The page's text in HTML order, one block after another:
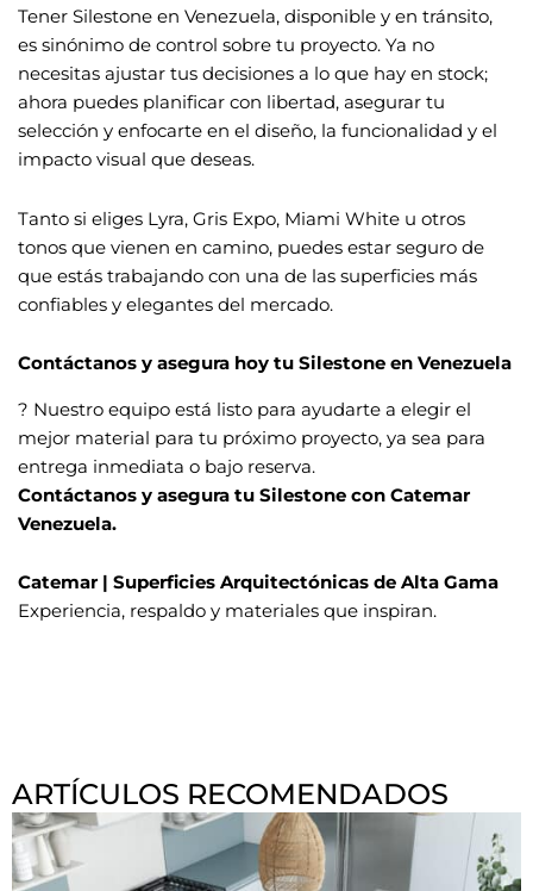
Tener Silestone en Venezuela, disponible y en tránsito,
es sinónimo de control sobre tu proyecto. Ya no
necesitas ajustar tus decisiones a lo que hay en stock;
ahora puedes planificar con libertad, asegurar tu
selección y enfocarte en el diseño, la funcionalidad y el
impacto visual que deseas.
Tanto si eliges Lyra, Gris Expo, Miami White u otros
tonos que vienen en camino, puedes estar seguro de
que estás trabajando con una de las superficies más
confiables y elegantes del mercado.
Contáctanos y asegura hoy tu Silestone en Venezuela
? Nuestro equipo está listo para ayudarte a elegir el
mejor material para tu próximo proyecto, ya sea para
entrega inmediata o bajo reserva.
Contáctanos y asegura tu Silestone con Catemar
Venezuela.
Catemar | Superficies Arquitectónicas de Alta Gama
Experiencia, respaldo y materiales que inspiran.
ARTÍCULOS RECOMENDADOS